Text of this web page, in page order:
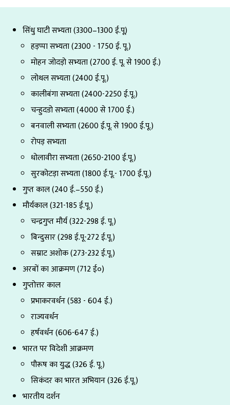
सिंधु घाटी सभ्यता (3300–1300 ई.पू)
हड़प्पा सभ्यता (2300 - 1750 ई. पू.)
मोहन जोदड़ो सभ्यता (2700 ई. पू. से 1900 ई.)
लोथल सभ्यता (2400 ई.पू.)
कालीबंगा सभ्यता (2400-2250 ई.पू.)
चन्हुदडो सभ्यता (4000 से 1700 ई.)
बनवाली सभ्यता (2600 ई.पू. से 1900 ई.पू.)
रोपड़ सभ्यता
धोलावीरा सभ्यता (2650-2100 ई.पू.)
सुरकोटड़ा सभ्यता (1800 ई.पू.- 1700 ई.पू.)
गुप्त काल (240 ई.–550 ई.)
मौर्यकाल (321-185 ई.पू.)
चन्द्रगुप्त मौर्य (322-298 ई. पू.)
बिन्दुसार (298 ई.पू-272 ई.पू.)
सम्राट अशोक (273-232 ई.पू.)
अरबों का आक्रमण (712 ई०)
गुप्तोत्तर काल
प्रभाकरवर्धन (583 - 604 ई.)
राज्यवर्धन
हर्षवर्धन (606-647 ई.)
भारत पर विदेशी आक्रमण
पौरूष का युद्ध (326 ई. पू.)
सिकंदर का भारत अभियान (326 ई.पू.)
भारतीय दर्शन